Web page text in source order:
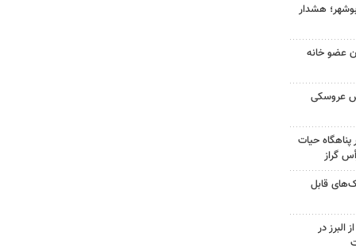
هشدار
عضو خانه
عروسکی
حیات
قابل
البرز در